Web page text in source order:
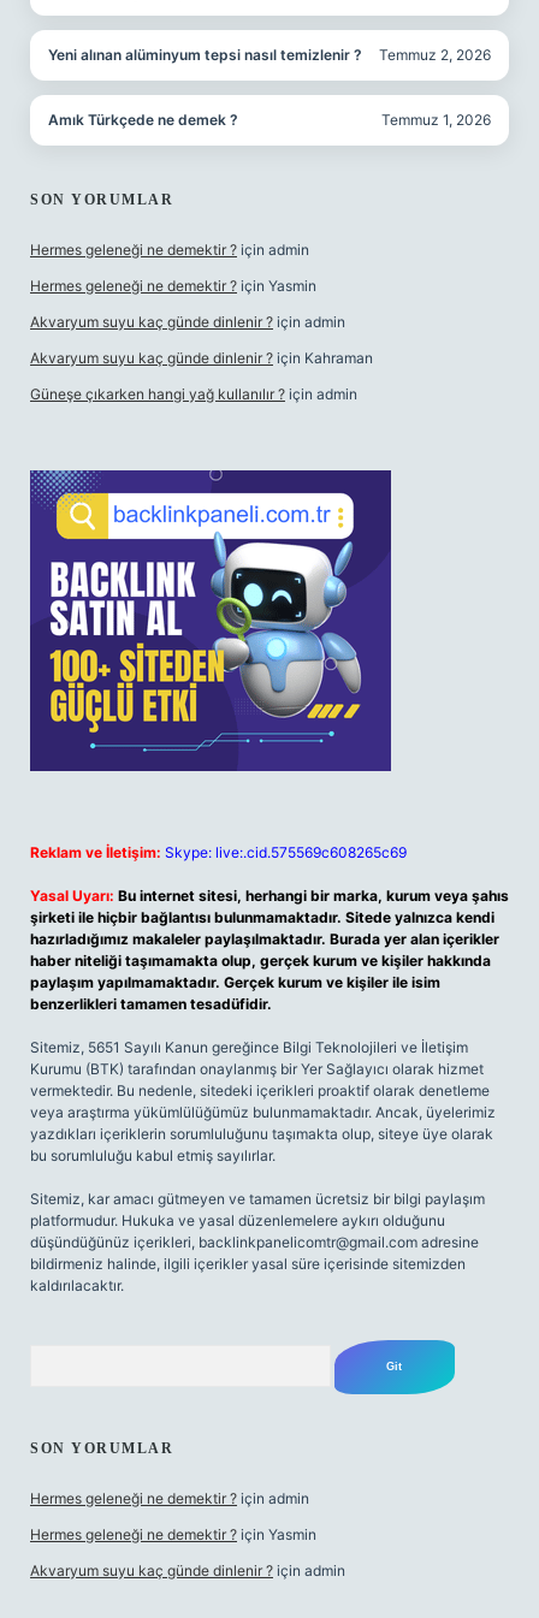
Yeni alınan alüminyum tepsi nasıl temizlenir ? Temmuz 2, 2026
Amık Türkçede ne demek ? Temmuz 1, 2026
SON YORUMLAR
Hermes geleneği ne demektir ? için admin
Hermes geleneği ne demektir ? için Yasmin
Akvaryum suyu kaç günde dinlenir ? için admin
Akvaryum suyu kaç günde dinlenir ? için Kahraman
Güneşe çıkarken hangi yağ kullanılır ? için admin
Reklam ve İletişim: Skype: live:.cid.575569c608265c69
Yasal Uyarı: Bu internet sitesi, herhangi bir marka, kurum veya şahıs
şirketi ile hiçbir bağlantısı bulunmamaktadır. Sitede yalnızca kendi
hazırladığımız makaleler paylaşılmaktadır. Burada yer alan içerikler
haber niteliği taşımamakta olup, gerçek kurum ve kişiler hakkında
paylaşım yapılmamaktadır. Gerçek kurum ve kişiler ile isim
benzerlikleri tamamen tesadüfidir.
Sitemiz, 5651 Sayılı Kanun gereğince Bilgi Teknolojileri ve İletişim
Kurumu (BTK) tarafından onaylanmış bir Yer Sağlayıcı olarak hizmet
vermektedir. Bu nedenle, sitedeki içerikleri proaktif olarak denetleme
veya araştırma yükümlülüğümüz bulunmamaktadır. Ancak, üyelerimiz
yazdıkları içeriklerin sorumluluğunu taşımakta olup, siteye üye olarak
bu sorumluluğu kabul etmiş sayılırlar.
Sitemiz, kar amacı gütmeyen ve tamamen ücretsiz bir bilgi paylaşım
platformudur. Hukuka ve yasal düzenlemelere aykırı olduğunu
düşündüğünüz içerikleri, backlinkpanelicomtr@gmail.com adresine
bildirmeniz halinde, ilgili içerikler yasal süre içerisinde sitemizden
kaldırılacaktır.
SON YORUMLAR
Hermes geleneği ne demektir ? için admin
Hermes geleneği ne demektir ? için Yasmin
Akvaryum suyu kaç günde dinlenir ? için admin